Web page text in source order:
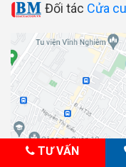
Đối tác Cửa
TƯ VẤN